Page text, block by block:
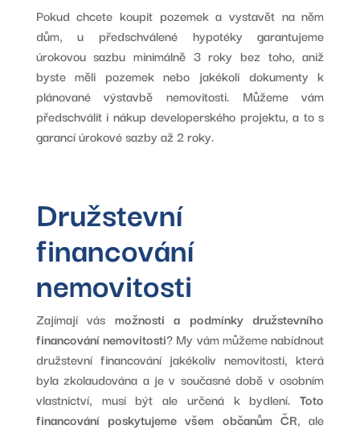
Pokud chcete koupit pozemek a vystavět na něm
dům, u předschválené hypotéky garantujeme
úrokovou sazbu minimálně 3 roky bez toho, aniž
byste měli pozemek nebo jakékoli dokumenty k
plánované výstavbě nemovitosti. Můžeme vám
předschválit i nákup developerského projektu, a to s
garancí úrokové sazby až 2 roky.
Družstevní
financování
nemovitosti
Zajímají vás možnosti a podmínky družstevního
financování nemovitosti? My vám můžeme nabídnout
družstevní financování jakékoliv nemovitosti, která
byla zkolaudována a je v současné době v osobním
vlastnictví, musí být ale určená k bydlení.Toto
financování poskytujeme všem občanům ČR, ale